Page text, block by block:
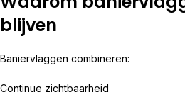
blijven
Baniervlaggen combineren:
Continue zichtbaarheid